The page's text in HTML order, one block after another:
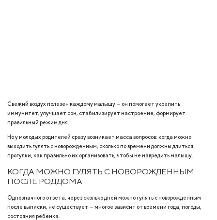
Свежий воздух полезен каждому малышу — он помогает укрепить
иммунитет, улучшает сон, стабилизирует настроение, формирует
правильный режим дня.
Но у молодых родителей сразу возникает масса вопросов: когда можно
выходить гулять с новорожденным, сколько по времени должны длиться
прогулки, как правильно их организовать, чтобы не навредить малышу.
КОГДА МОЖНО ГУЛЯТЬ С НОВОРОЖДЕННЫМ
ПОСЛЕ РОДДОМА
Однозначного ответа, через сколько дней можно гулять с новорожденным
после выписки, не существует — многое зависит от времени года, погоды,
состояния ребёнка.